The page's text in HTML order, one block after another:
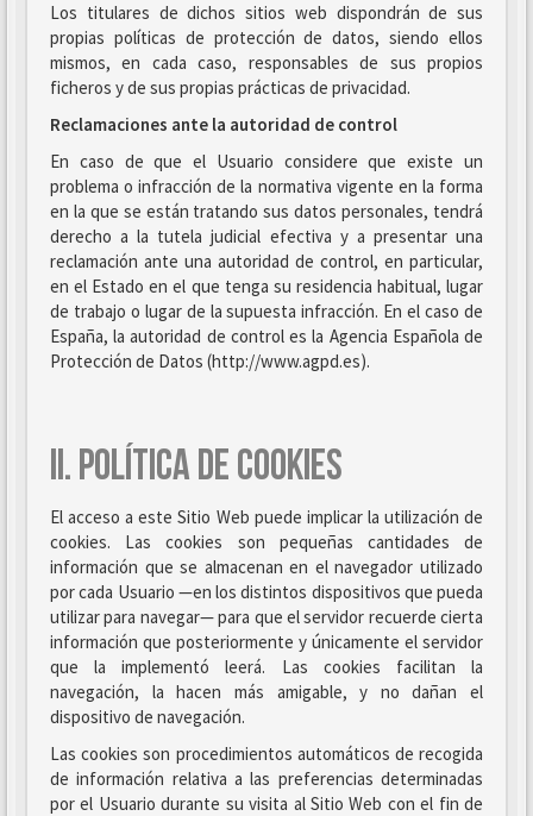
Los titulares de dichos sitios web dispondrán de sus
propias políticas de protección de datos, siendo ellos
mismos, en cada caso, responsables de sus propios
ficheros y de sus propias prácticas de privacidad.
Reclamaciones ante la autoridad de control
En caso de que el Usuario considere que existe un
problema o infracción de la normativa vigente en la forma
en la que se están tratando sus datos personales, tendrá
derecho a la tutela judicial efectiva y a presentar una
reclamación ante una autoridad de control, en particular,
en el Estado en el que tenga su residencia habitual, lugar
de trabajo o lugar de la supuesta infracción. En el caso de
España, la autoridad de control es la Agencia Española de
Protección de Datos (http://www.agpd.es).
II. POLÍTICA DE COOKIES
El acceso a este Sitio Web puede implicar la utilización de
cookies. Las cookies son pequeñas cantidades de
información que se almacenan en el navegador utilizado
por cada Usuario —en los distintos dispositivos que pueda
utilizar para navegar— para que el servidor recuerde cierta
información que posteriormente y únicamente el servidor
que la implementó leerá. Las cookies facilitan la
navegación, la hacen más amigable, y no dañan el
dispositivo de navegación.
Las cookies son procedimientos automáticos de recogida
de información relativa a las preferencias determinadas
por el Usuario durante su visita al Sitio Web con el fin de